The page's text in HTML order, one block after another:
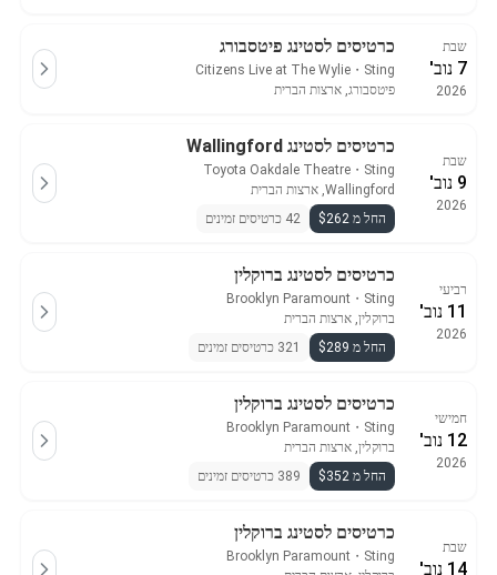
שבת
7 נוב'
2026
כרטיסים לסטינג פיטסבורג
Sting
・
Citizens Live at The Wylie
פיטסבורג, ארצות הברית
שבת
9 נוב'
2026
כרטיסים לסטינג Wallingford
Sting
・
Toyota Oakdale Theatre
Wallingford, ארצות הברית
החל מ $262
42 כרטיסים זמינים
רביעי
11 נוב'
2026
כרטיסים לסטינג ברוקלין
Sting
・
Brooklyn Paramount
ברוקלין, ארצות הברית
החל מ $289
321 כרטיסים זמינים
חמישי
12 נוב'
2026
כרטיסים לסטינג ברוקלין
Sting
・
Brooklyn Paramount
ברוקלין, ארצות הברית
החל מ $352
389 כרטיסים זמינים
שבת
14 נוב'
כרטיסים לסטינג ברוקלין
Sting
・
Brooklyn Paramount